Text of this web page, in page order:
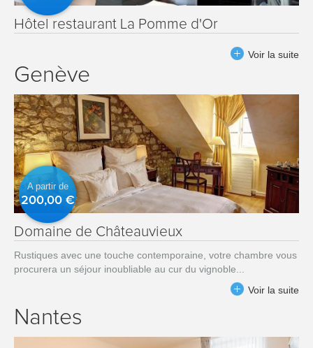
Hôtel restaurant La Pomme d'Or
Voir la suite
Genève
A partir de
200,00 €
Domaine de Châteauvieux
Rustiques avec une touche contemporaine, votre chambre vous
procurera un séjour inoubliable au cur du vignoble...
Voir la suite
Nantes